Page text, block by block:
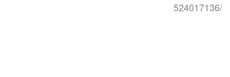
524017136/